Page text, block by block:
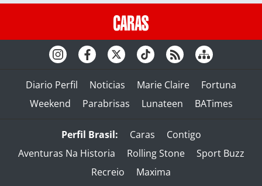
Diario Perfil Noticias Marie Claire
Fortuna
Weekend
Parabrisas Lunateen BATimes
Perfil Brasil: Caras
Contigo
Aventuras Na Historia
Rolling Stone
Sport Buzz
Recreio
Maxima